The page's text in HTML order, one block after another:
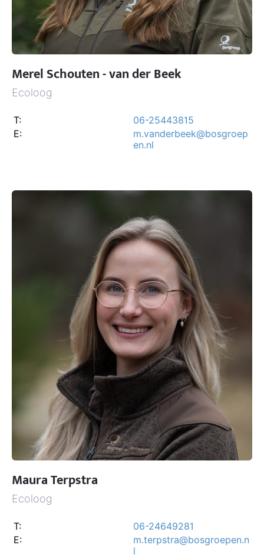
Merel Schouten - van der Beek
Ecoloog
T:
06-25443815
E:
m.vanderbeek@bosgroep
en.nl
Maura Terpstra
Ecoloog
T:
06-24649281
E:
m.terpstra@bosgroepen.n
l